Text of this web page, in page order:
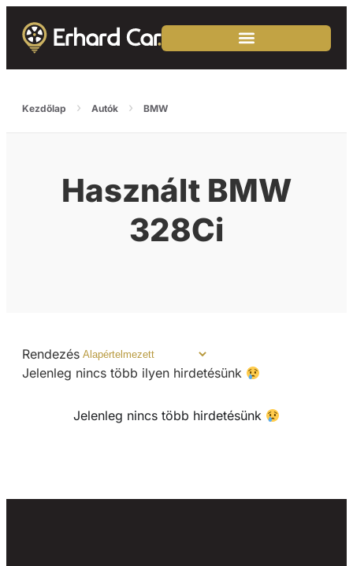
Kezdőlap › Autók › BMW
Használt BMW
328Ci
Rendezés
Jelenleg nincs több ilyen hirdetésünk
Jelenleg nincs több hirdetésünk